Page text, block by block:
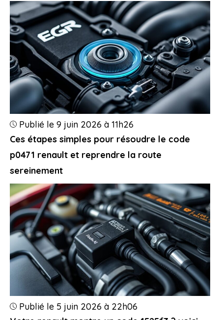
Ces étapes simples pour résoudre le code
p0471 renault et reprendre la route
sereinement
Publié le 9 juin 2026 à 11h26
Publié le 5 juin 2026 à 22h06